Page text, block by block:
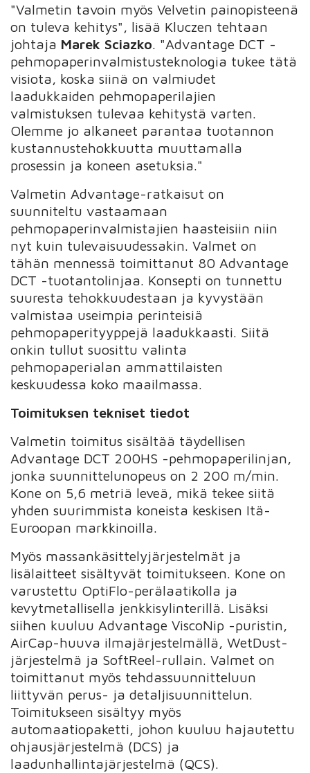
"Valmetin tavoin myös Velvetin painopisteenä
on tuleva kehitys", lisää Kluczen tehtaan
johtaja Marek Sciazko . "Advantage DCT -
pehmopaperinvalmistusteknologia tukee tätä
visiota, koska siinä on valmiudet
laadukkaiden pehmopaperilajien
valmistuksen tulevaa kehitystä varten.
Olemme jo alkaneet parantaa tuotannon
kustannustehokkuutta muuttamalla
prosessin ja koneen asetuksia."
Valmetin Advantage-ratkaisut on
suunniteltu vastaamaan
pehmopaperinvalmistajien haasteisiin niin
nyt kuin tulevaisuudessakin. Valmet on
tähän mennessä toimittanut 80 Advantage
DCT -tuotantolinjaa. Konsepti on tunnettu
suuresta tehokkuudestaan ja kyvystään
valmistaa useimpia perinteisiä
pehmopaperityyppejä laadukkaasti. Siitä
onkin tullut suosittu valinta
pehmopaperialan ammattilaisten
keskuudessa koko maailmassa.
Toimituksen tekniset tiedot
Valmetin toimitus sisältää täydellisen
Advantage DCT 200HS -pehmopaperilinjan,
jonka suunnittelunopeus on 2 200 m/min.
Kone on 5,6 metriä leveä, mikä tekee siitä
yhden suurimmista koneista keskisen Itä-
Euroopan markkinoilla.
Myös massankäsittelyjärjestelmät ja
lisälaitteet sisältyvät toimitukseen. Kone on
varustettu OptiFlo-perälaatikolla ja
kevytmetallisella jenkkisylinterillä. Lisäksi
siihen kuuluu Advantage ViscoNip -puristin,
AirCap-huuva ilmajärjestelmällä, WetDust-
järjestelmä ja SoftReel-rullain. Valmet on
toimittanut myös tehdassuunnitteluun
liittyvän perus- ja detaljisuunnittelun.
Toimitukseen sisältyy myös
automaatiopaketti, johon kuuluu hajautettu
ohjausjärjestelmä (DCS) ja
laadunhallintajärjestelmä (QCS).